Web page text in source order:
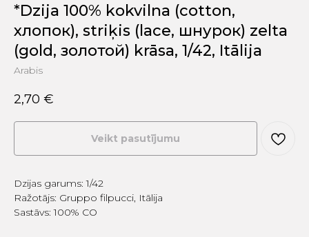
*Dzija 100% kokvilna (cotton,
хлопок), striķis (lace, шнурок) zelta
(gold, золотой) krāsa, 1/42, Itālija
Arabis
2,70 €
Veikt pasutījumu
Dzijas garums: 1/42
Ražotājs: Gruppo filpucci, Itālija
Sastāvs: 100% CO